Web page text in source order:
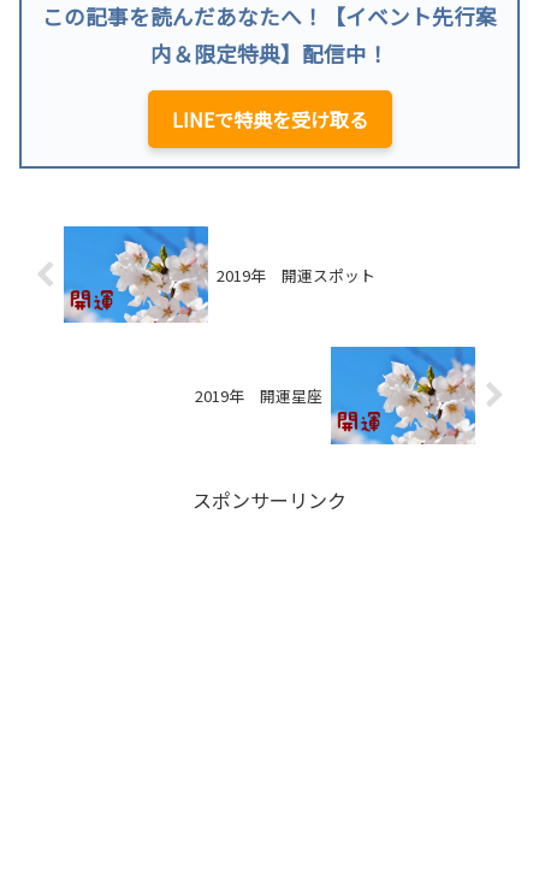
この記事を読んだあなたへ！【イベント先行案
内＆限定特典】配信中！
LINEで特典を受け取る
2019年 開運スポット
2019年 開運星座
スポンサーリンク